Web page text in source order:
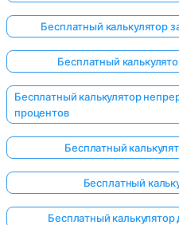
Бесплатный калькулятор
Бесплатный
Бесплатный калькулятор
процентов
Бесплатный
Бесплатный
Бесплатный